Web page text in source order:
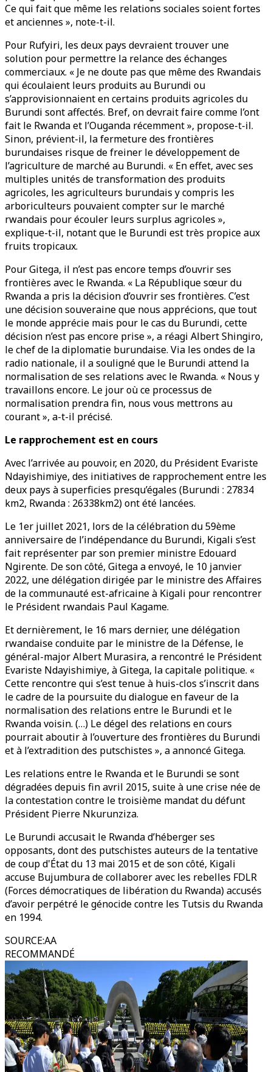
Ce qui fait que même les relations sociales soient fortes
et anciennes », note-t-il.
Pour Rufyiri, les deux pays devraient trouver une
solution pour permettre la relance des échanges
commerciaux. « Je ne doute pas que même des Rwandais
qui écoulaient leurs produits au Burundi ou
s’approvisionnaient en certains produits agricoles du
Burundi sont affectés. Bref, on devrait faire comme l’ont
fait le Rwanda et l’Ouganda récemment », propose-t-il.
Sinon, prévient-il, la fermeture des frontières
burundaises risque de freiner le développement de
l’agriculture de marché au Burundi. « En effet, avec ses
multiples unités de transformation des produits
agricoles, les agriculteurs burundais y compris les
arboriculteurs pouvaient compter sur le marché
rwandais pour écouler leurs surplus agricoles »,
explique-t-il, notant que le Burundi est très propice aux
fruits tropicaux.
Pour Gitega, il n’est pas encore temps d’ouvrir ses
frontières avec le Rwanda. « La République sœur du
Rwanda a pris la décision d’ouvrir ses frontières. C’est
une décision souveraine que nous apprécions, que tout
le monde apprécie mais pour le cas du Burundi, cette
décision n’est pas encore prise », a réagi Albert Shingiro,
le chef de la diplomatie burundaise. Via les ondes de la
radio nationale, il a souligné que le Burundi attend la
normalisation de ses relations avec le Rwanda. « Nous y
travaillons encore. Le jour où ce processus de
normalisation prendra fin, nous vous mettrons au
courant », a-t-il précisé.
Le rapprochement est en cours
Avec l’arrivée au pouvoir, en 2020, du Président Evariste
Ndayishimiye, des initiatives de rapprochement entre les
deux pays à superficies presqu’égales (Burundi : 27834
km2, Rwanda : 26338km2) ont été lancées.
Le 1er juillet 2021, lors de la célébration du 59ème
anniversaire de l’indépendance du Burundi, Kigali s’est
fait représenter par son premier ministre Edouard
Ngirente. De son côté, Gitega a envoyé, le 10 janvier
2022, une délégation dirigée par le ministre des Affaires
de la communauté est-africaine à Kigali pour rencontrer
le Président rwandais Paul Kagame.
Et dernièrement, le 16 mars dernier, une délégation
rwandaise conduite par le ministre de la Défense, le
général-major Albert Murasira, a rencontré le Président
Evariste Ndayishimiye, à Gitega, la capitale politique. «
Cette rencontre qui s’est tenue à huis-clos s’inscrit dans
le cadre de la poursuite du dialogue en faveur de la
normalisation des relations entre le Burundi et le
Rwanda voisin. (…) Le dégel des relations en cours
pourrait aboutir à l’ouverture des frontières du Burundi
et à l’extradition des putschistes », a annoncé Gitega.
Les relations entre le Rwanda et le Burundi se sont
dégradées depuis fin avril 2015, suite à une crise née de
la contestation contre le troisième mandat du défunt
Président Pierre Nkurunziza.
Le Burundi accusait le Rwanda d’héberger ses
opposants, dont des putschistes auteurs de la tentative
de coup d'État du 13 mai 2015 et de son côté, Kigali
accuse Bujumbura de collaborer avec les rebelles FDLR
(Forces démocratiques de libération du Rwanda) accusés
d’avoir perpétré le génocide contre les Tutsis du Rwanda
en 1994.
SOURCE:AA
RECOMMANDÉ